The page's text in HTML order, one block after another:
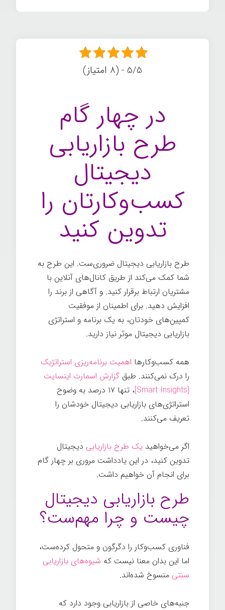
5/5 - (8 امتیاز)
در چهار گام
طرح بازاریابی
دیجیتال
کسب‌وکارتان را
تدوین کنید
طرح بازاریابی دیجیتال ضروری‌ست. این طرح به
شما کمک می‌کند از طریق کانال‌های آنلاین با
مشتریان ارتباط برقرار کنید. و آگاهی از برند را
افزایش دهید. برای اطمینان از موفقیت
کمپین‌های خودتان، به یک برنامه و استراتژی
بازاریابی دیجیتال موثر نیاز دارید.
همه کسب‌وکارها اهمیت برنامه‌ریزی استراتژیک
را درک نمی‌کنند. طبق گزارش اسمارت اینسایت
[Smart Insights]
، تنها ۱۷ درصد به وضوح
استراتژی‌های بازاریابی دیجیتال خودشان را
تعریف می‌کنند.
اگر می‌خواهید یک طرح بازاریابی دیجیتال
تدوین کنید، در این یادداشت مروری بر چهار گام
برای انجام آن خواهیم داشت.
طرح بازاریابی دیجیتال
چیست و چرا مهم‌ست؟
فناوری کسب‌وکار را دگرگون و متحول کرده‌ست،
اما این بدان معنا نیست که شیوه‌های بازاریابی
سنتی منسوخ شده‌اند.
جنبه‌های خاصی از بازاریابی وجود دارد که